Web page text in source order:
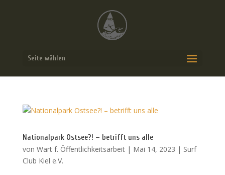
Seite wählen
Nationalpark Ostsee?! – betrifft uns alle
von Wart f. Öffentlichkeitsarbeit| Mai 14, 2023 | Surf
Club Kiel e.V.